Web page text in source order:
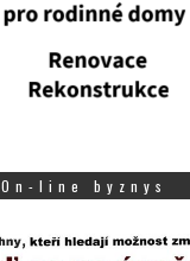
On-line byznys